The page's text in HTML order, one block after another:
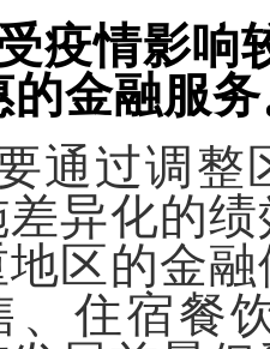
受疫情影
金融服
通过调整
异化的
区的金
、住宿餐